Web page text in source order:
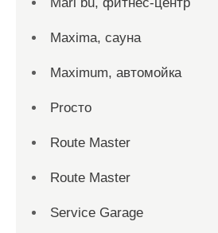
Maxima, сауна
Maximum, автомойка
Proсто
Route Master
Route Master
Service Garage